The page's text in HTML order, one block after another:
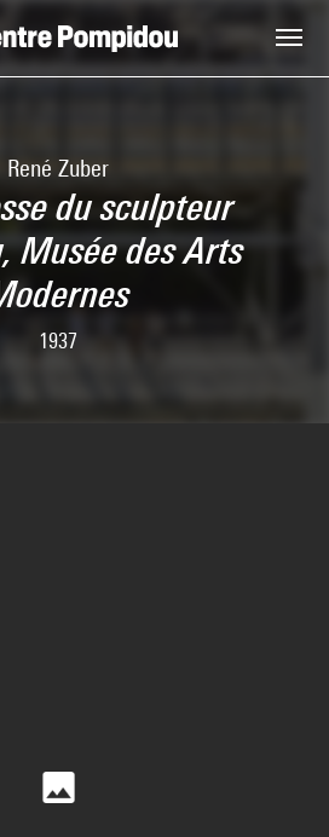
René Zuber
du sculpteur
Musée des Arts
1937